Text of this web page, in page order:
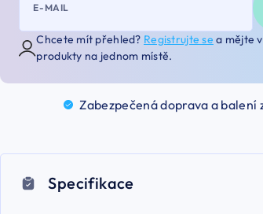
E-MAIL
Chcete mít přehled? Registrujte se a mějte
produkty na jednom místě.
Zabezpečená doprava a balení
Specifikace